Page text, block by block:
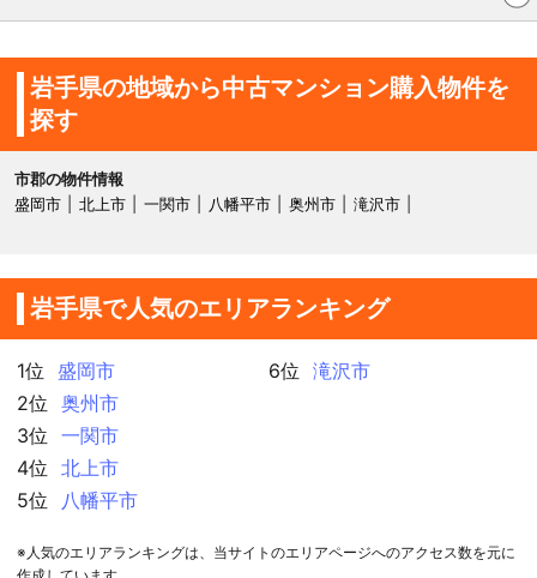
岩手県の地域から中古マンション購入物件を
探す
市郡の物件情報
盛岡市
北上市 一関市 八幡平市 奥州市 滝沢市
岩手県で人気のエリアランキング
1位
盛岡市
2位
奥州市
3位
一関市
4位
北上市
5位
八幡平市
6位 滝沢市
※人気のエリアランキングは、当サイトのエリアページへのアクセス数を元に